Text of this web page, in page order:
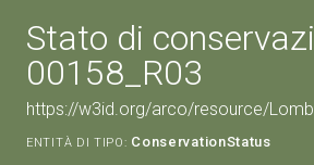
Stato di
00158_R03
https://w3id.org/arco/resource/
ENTITÀ DI TIPO: ConservationStatus